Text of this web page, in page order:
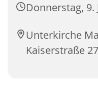
Donnerstag, 9.
Unterkirche
Kaiserstraße